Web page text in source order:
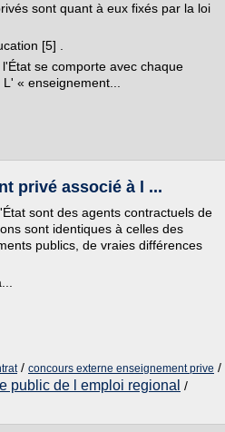
sont quant à eux fixés par la loi
[5] .
se comporte avec chaque
« enseignement...
privé associé à l ...
sont des agents contractuels de
sont identiques à celles des
publics, de vraies différences
/ concours externe enseignement prive /
public de l emploi regional /